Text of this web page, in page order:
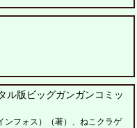
ル版ビッグガンガンコミッ
ンフォス）（著）、ねこクラゲ